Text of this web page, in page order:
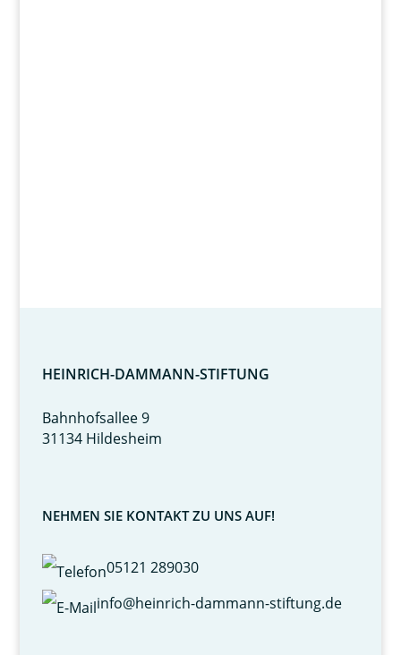
HEINRICH-DAMMANN-STIFTUNG
Bahnhofsallee 9
31134 Hildesheim
NEHMEN SIE KONTAKT ZU UNS AUF!
05121 289030
info@heinrich-dammann-stiftung.de